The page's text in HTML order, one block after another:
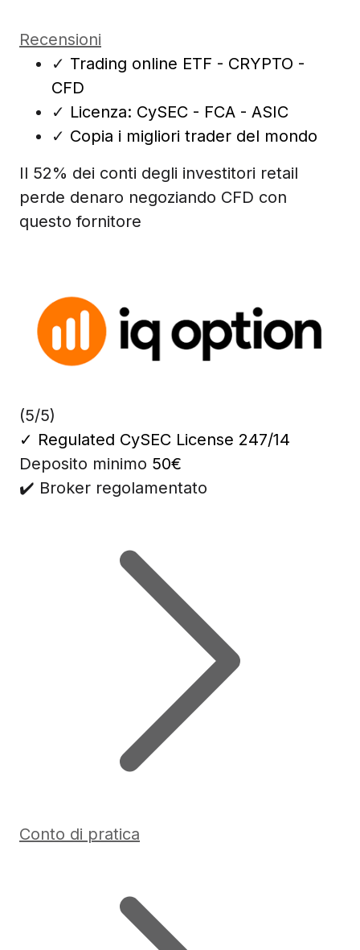
Recensioni
✓ Trading online ETF - CRYPTO -
CFD
✓ Licenza: CySEC - FCA - ASIC
✓ Copia i migliori trader del mondo
Il 52% dei conti degli investitori retail
perde denaro negoziando CFD con
questo fornitore
(5/5)
✓ Regulated CySEC License 247/14
Deposito minimo 50€
✔️ Broker regolamentato
Conto di pratica